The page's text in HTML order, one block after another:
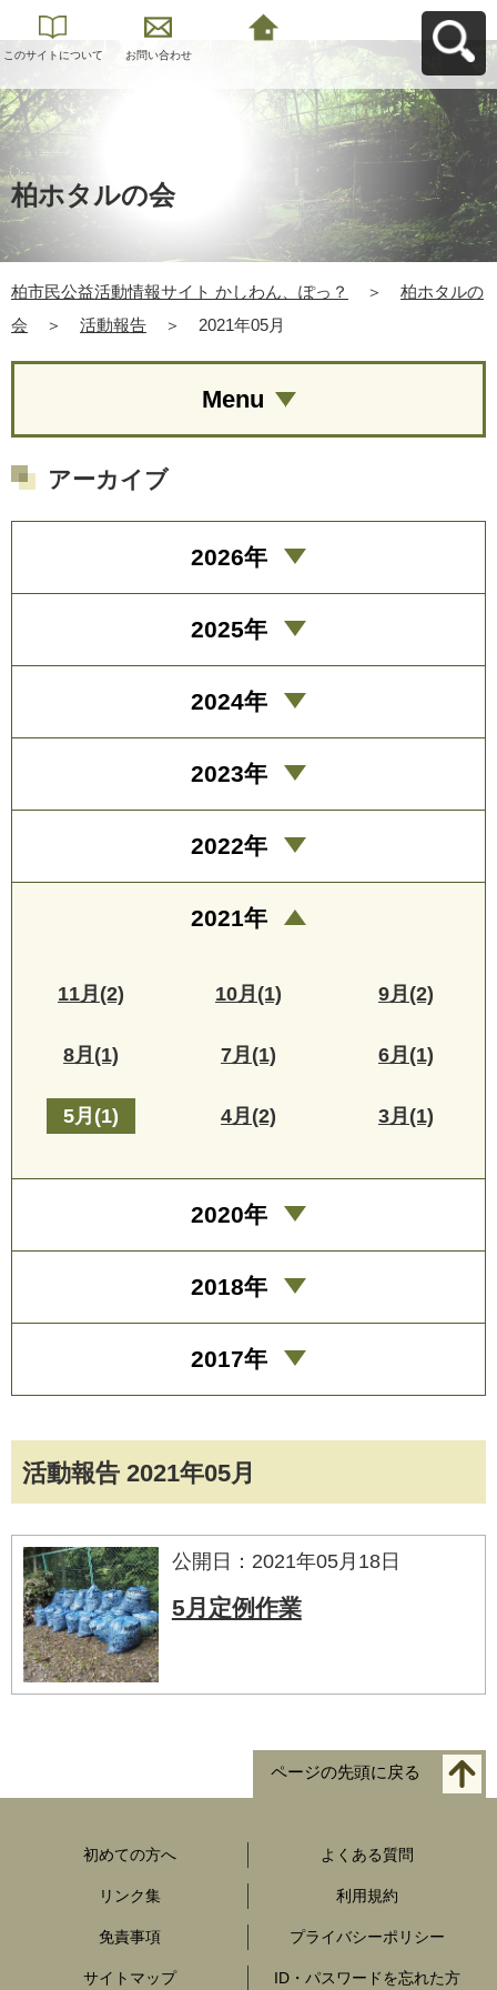
このサイトについて お問い合わせ
柏ホタルの会
柏市民公益活動情報サイト かしわん、ぽっ？ ＞
柏ホタルの
会
＞ 活動報告 ＞ 2021年05月
活動報告 2021年05月
公開日：2021年05月18日
5月定例作業
Menu
アーカイブ
2026年
2025年
2024年
2023年
2022年
2021年
11月(2) 10月(1) 9月(2)
8月(1) 7月(1) 6月(1)
5月(1) 4月(2) 3月(1)
2020年
2018年
2017年
ページの先頭に戻る
初めての方へ よくある質問
リンク集 利用規約
免責事項 プライバシーポリシー
サイトマップ ID・パスワードを忘れた方